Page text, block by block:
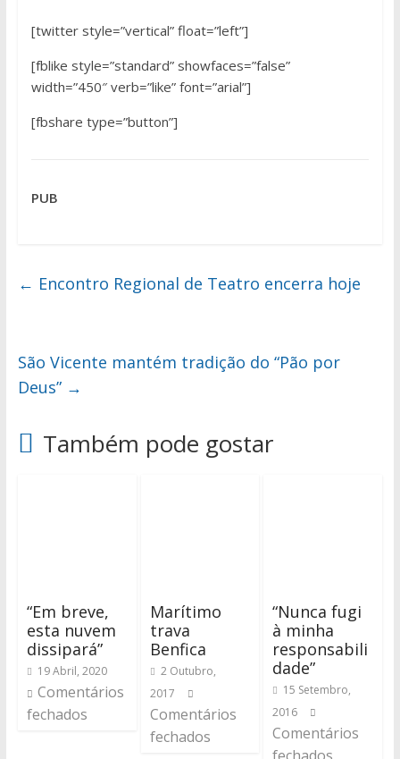
[twitter style=”vertical” float=”left”]
[fblike style=”standard” showfaces=”false”
width=”450″ verb=”like” font=”arial”]
[fbshare type=”button”]
PUB
← Encontro Regional de Teatro encerra hoje
São Vicente mantém tradição do “Pão por
Deus” →
Também pode gostar
“Em breve,
esta nuvem
dissipará”
19 Abril, 2020
Comentários
fechados
Marítimo
trava
Benfica
2 Outubro,
2017
Comentários
fechados
“Nunca fugi
à minha
responsabili
dade”
15 Setembro,
2016
Comentários